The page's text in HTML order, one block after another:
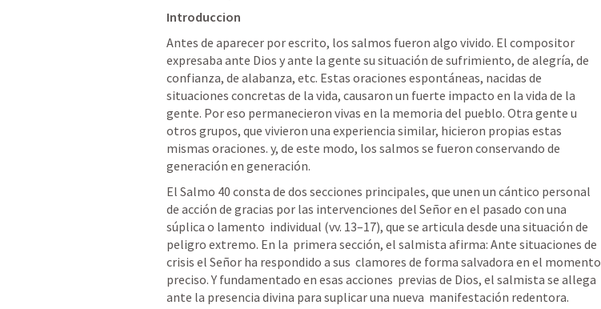
Introduccion
Antes de aparecer por escrito, los salmos fueron algo vivido. El compositor
expresaba ante Dios y ante la gente su situación de sufrimiento, de alegría, de
confianza, de alabanza, etc. Estas oraciones espontáneas, nacidas de
situaciones concretas de la vida, causaron un fuerte impacto en la vida de la
gente. Por eso permanecieron vivas en la memoria del pueblo. Otra gente u
otros grupos, que vivieron una experiencia similar, hicieron propias estas
mismas oraciones. y, de este modo, los salmos se fueron conservando de
generación en generación.
El Salmo 40 consta de dos secciones principales, que unen un cántico personal
de acción de gracias por las intervenciones del Señor en el pasado con una
súplica o lamento  individual (vv. 13–17), que se articula desde una situación de
peligro extremo. En la  primera sección, el salmista afirma: Ante situaciones de
crisis el Señor ha respondido a sus  clamores de forma salvadora en el momento
preciso. Y fundamentado en esas acciones  previas de Dios, el salmista se allega
ante la presencia divina para suplicar una nueva  manifestación redentora.